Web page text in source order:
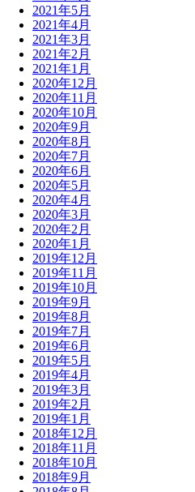
2021年5月
2021年4月
2021年3月
2021年2月
2021年1月
2020年12月
2020年11月
2020年10月
2020年9月
2020年8月
2020年7月
2020年6月
2020年5月
2020年4月
2020年3月
2020年2月
2020年1月
2019年12月
2019年11月
2019年10月
2019年9月
2019年8月
2019年7月
2019年6月
2019年5月
2019年4月
2019年3月
2019年2月
2019年1月
2018年12月
2018年11月
2018年10月
2018年9月